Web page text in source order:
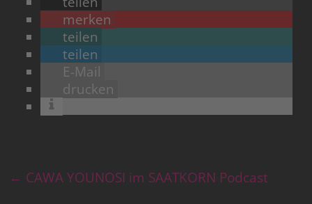
merken
teilen
teilen
E-Mail
drucken
← CAWA YOUNOSI im SAATKORN Podcast